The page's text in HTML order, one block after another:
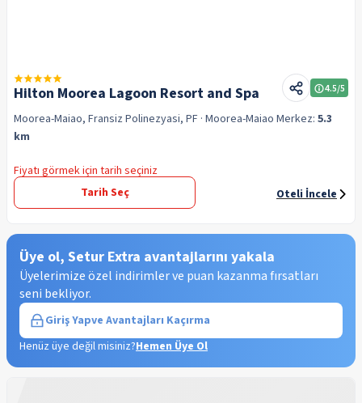
Hilton Moorea Lagoon Resort and Spa 4.5/5
Moorea-Maiao, Fransiz Polinezyasi, PF · Moorea-Maiao Merkez: 5.3
km
Fiyatı görmek için tarih seçiniz
Tarih Seç
Oteli İncele
Üye ol, Setur Extra avantajlarını yakala
Üyelerimize özel indirimler ve puan kazanma fırsatları
seni bekliyor.
Giriş Yapve Avantajları Kaçırma
Henüz üye değil misiniz?Hemen Üye Ol